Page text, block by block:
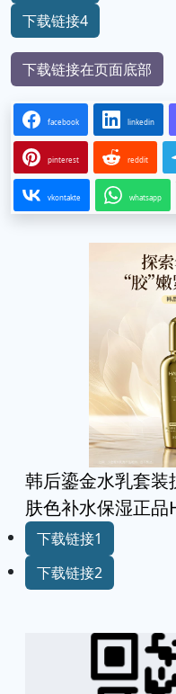
下载链接4
下载链接在页面底部
facebook linkedin
pinterest reddit
vkontakte whatsapp
韩后鎏金水乳套装
肤色补水保湿正品
下载链接1
下载链接2